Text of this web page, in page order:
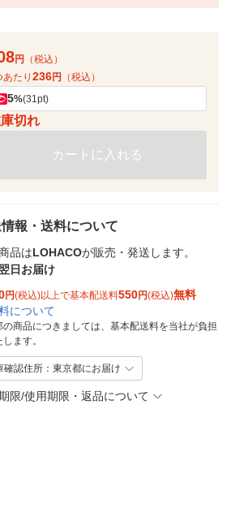
円
（税込）
あたり 236円 （税込）
5%(31pt)
切れ
カートに入れる
報・送料について
品はLOHACOが販売・発送します。
日お届け
円(税込)以上で基本配送料550円(税込)無料
について
の商品につきましては、基本配送料を当社が負担
します。
確認住所：東京都にお届け
限/使用期限・返品について